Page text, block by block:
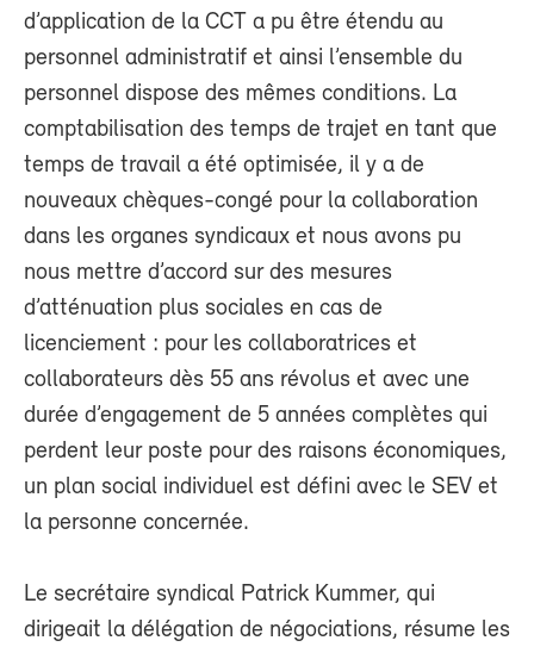
d’application de la CCT a pu être étendu au
personnel administratif et ainsi l’ensemble du
personnel dispose des mêmes conditions. La
comptabilisation des temps de trajet en tant que
temps de travail a été optimisée, il y a de
nouveaux chèques-congé pour la collaboration
dans les organes syndicaux et nous avons pu
nous mettre d’accord sur des mesures
d’atténuation plus sociales en cas de
licenciement : pour les collaboratrices et
collaborateurs dès 55 ans révolus et avec une
durée d’engagement de 5 années complètes qui
perdent leur poste pour des raisons économiques,
un plan social individuel est défini avec le SEV et
la personne concernée.
Le secrétaire syndical Patrick Kummer, qui
dirigeait la délégation de négociations, résume les